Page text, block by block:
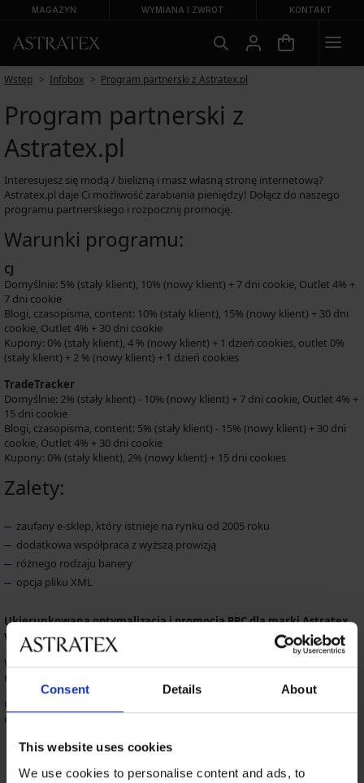
Consent Details About
This website uses cookies
We use cookies to personalise content and ads, to
MAGAZYN WYMIANA I ZWROT KONTAKT
Wstęp Infobox Program partnerski z Astratex.pl
Program partnerski z
Astratex.pl
Interesujesz się modą / bielizną i masz własną stronę internetową?
Astratex.pl daje Ci możliwość zarabiania pieniędzy! Dołącz do naszego
programu partnerskiego i rozpocznij promocję.
Warunki programu:
CJ
Domyślnie: 5% (stały klient), 10% (nowy klient) + 7 dni cookie, Outlet 4% +
7 dni cookie
Blogi, czasopisma, content: 10% (stały klient), 15% (nowy klient) + 30 dni
cookie, Outlet 4% + 30 dni cookie
Kupony: 0% (stały klient), 4 % (nowy klient) + 1 dzień cookies, outlet 0%
(stały klient) + 2 % (nowy klient) + 1 dzień cookies
TradeTracker
Domyślnie: 2% (stały klient) - 10% (nowy klient) + 7 dni cookie, Outlet 4% +
15 dni cookie
Blogi, czasopisma, content: 5% (stały klient) - 15% (nowy klient) + 30 dni
cookie, Outlet 4% + 30 dni cookie
Kupony: 0% (stały klient), 2% (nowy klient) + 15 dni cookies
Zalety:
zaufany e-sklep, który istnieje na rynku od 2005 roku
dodatkowa współpraca z wyższą prowizją
różnego rodzaju banery
opcja pliku XML
Ukierunkowana optymalizacja i promocja PPC dla marki Astratex,
w tym domen zawierających tę markę, jest zabroniona.
W celu uzyskania dodatkowych informacji prosimy wysłać wiadomość e-
mail na adres:
Czy jesteś zainteresowany tą ofertą? Aby uzyskać więcej informacji,
odwiedź sieć partnerską